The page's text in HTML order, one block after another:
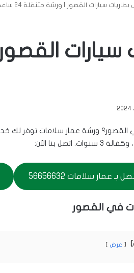
بطاريات سيارات القصور | ورشة متنقلة 24 ساعة
سيارات
بنا الآن:
بـ عمار سلامات 56656632
في القصور
عرض